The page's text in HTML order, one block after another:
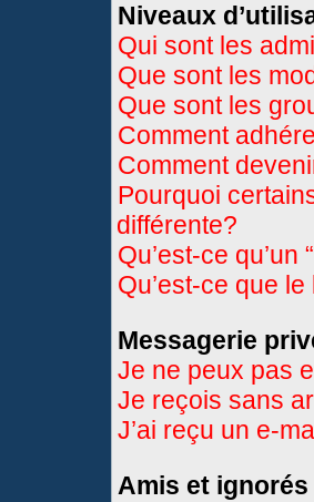
Niveaux
Qui sont les
Que sont les
Que sont les
Comment
Comment
Pourquoi
différente?
Qu’est-ce qu’un
Qu’est-ce que le
Messagerie
Je ne peux pas
Je reçois sans
J’ai reçu un e-
Amis et ignorés